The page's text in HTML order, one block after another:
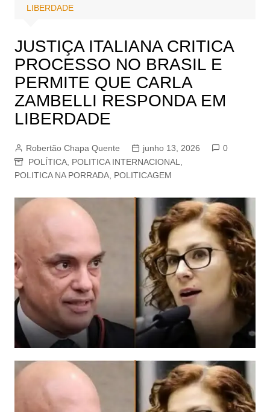
LIBERDADE
JUSTIÇA ITALIANA CRITICA
PROCESSO NO BRASIL E
PERMITE QUE CARLA
ZAMBELLI RESPONDA EM
LIBERDADE
Robertão Chapa Quente junho 13, 2026
0
POLÍTICA, POLITICA INTERNACIONAL
POLITICA NA PORRADA, POLITICAGEM